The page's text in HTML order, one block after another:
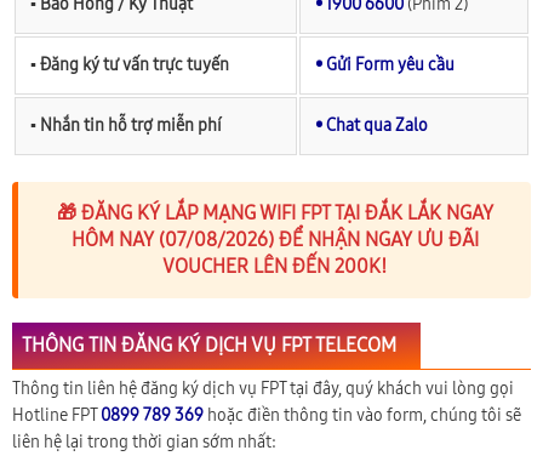
▪︎ Báo Hỏng / Kỹ Thuật • 1900 6600 (Phím 2)
▪︎ Đăng ký tư vấn trực tuyến • Gửi Form yêu cầu
▪︎ Nhắn tin hỗ trợ miễn phí • Chat qua Zalo
🎁 ĐĂNG KÝ LẮP MẠNG WIFI FPT TẠI ĐẮK LẮK NGAY
HÔM NAY (07/08/2026) ĐỂ NHẬN NGAY ƯU ĐÃI
VOUCHER LÊN ĐẾN 200K!
THÔNG TIN ĐĂNG KÝ DỊCH VỤ FPT TELECOM
Thông tin liên hệ đăng ký dịch vụ FPT tại đây, quý khách vui lòng gọi
Hotline FPT0899 789 369 hoặc điền thông tin vào form, chúng tôi sẽ
liên hệ lại trong thời gian sớm nhất: